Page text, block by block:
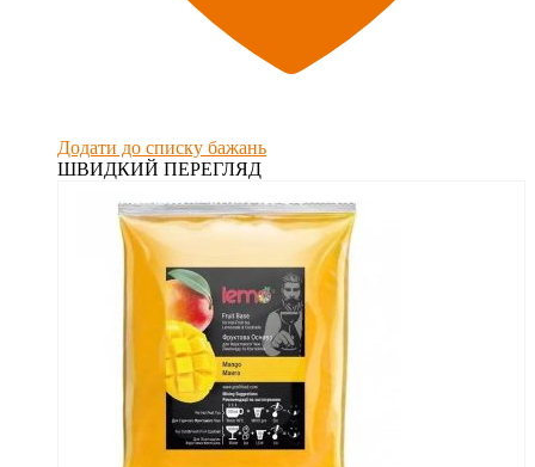
Додати до списку бажань
ШВИДКИЙ ПЕРЕГЛЯД